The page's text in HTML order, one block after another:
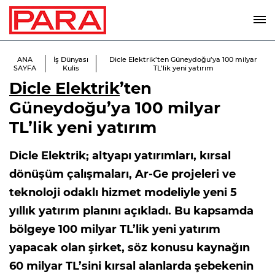
ANA
SAYFA
İş Dünyası
Kulis
Dicle Elektrik’ten Güneydoğu’ya 100 milyar
TL’lik yeni yatırım
Dicle Elektrik’ten
Güneydoğu’ya 100 milyar
TL’lik yeni yatırım
Dicle Elektrik; altyapı yatırımları, kırsal
dönüşüm çalışmaları, Ar-Ge projeleri ve
teknoloji odaklı hizmet modeliyle yeni 5
yıllık yatırım planını açıkladı. Bu kapsamda
bölgeye 100 milyar TL’lik yeni yatırım
yapacak olan şirket, söz konusu kaynağın
60 milyar TL’sini kırsal alanlarda şebekenin